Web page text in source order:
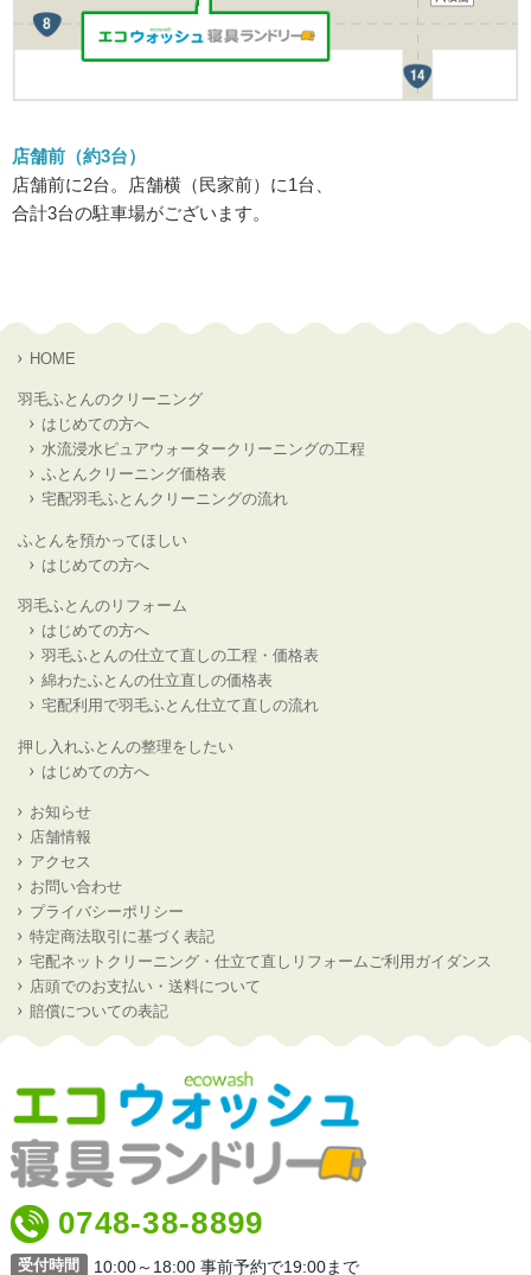
店舗前（約3台）
店舗前に2台。店舗横（民家前）に1台、
合計3台の駐車場がございます。
HOME
羽毛ふとんのクリーニング
はじめての方へ
水流浸水ピュアウォータークリーニングの工程
ふとんクリーニング価格表
宅配羽毛ふとんクリーニングの流れ
ふとんを預かってほしい
はじめての方へ
羽毛ふとんのリフォーム
はじめての方へ
羽毛ふとんの仕立て直しの工程・価格表
綿わたふとんの仕立直しの価格表
宅配利用で羽毛ふとん仕立て直しの流れ
押し入れふとんの整理をしたい
はじめての方へ
お知らせ
店舗情報
アクセス
お問い合わせ
プライバシーポリシー
特定商法取引に基づく表記
宅配ネットクリーニング・仕立て直しリフォームご利用ガイダンス
店頭でのお支払い・送料について
賠償についての表記
0748-38-8899
受付時間 10:00～18:00 事前予約で19:00まで